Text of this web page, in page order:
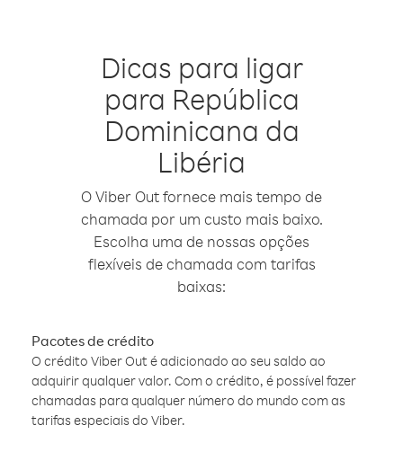
Dicas para ligar
para República
Dominicana da
Libéria
O Viber Out fornece mais tempo de
chamada por um custo mais baixo.
Escolha uma de nossas opções
flexíveis de chamada com tarifas
baixas:
Pacotes de crédito
O crédito Viber Out é adicionado ao seu saldo ao
adquirir qualquer valor. Com o crédito, é possível fazer
chamadas para qualquer número do mundo com as
tarifas especiais do Viber.